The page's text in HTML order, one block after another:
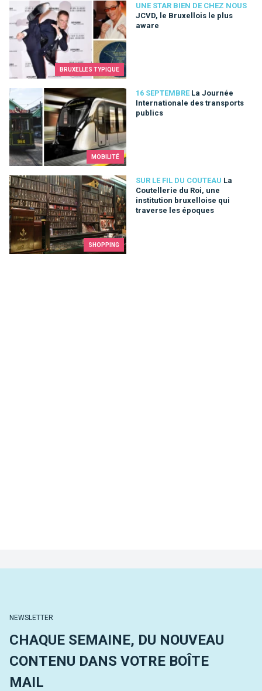
BRUXELLES TYPIQUE
UNE STAR BIEN DE CHEZ NOUS
JCVD, le Bruxellois le plus
aware
JCVD, le Bruxellois le plus aware
MOBILITÉ
16 SEPTEMBRE La Journée
Internationale des transports
publics
La Journée Internationale des transports publics
SHOPPING
SUR LE FIL DU COUTEAU La
Coutellerie du Roi, une
institution bruxelloise qui
traverse les époques
La Coutellerie du Roi, une institution bruxelloise qui traverse
NEWSLETTER
CHAQUE SEMAINE, DU NOUVEAU
CONTENU DANS VOTRE BOÎTE
MAIL